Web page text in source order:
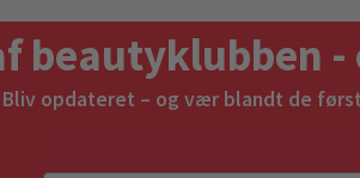
beautyklubben
Bliv opdateret – og vær blandt de